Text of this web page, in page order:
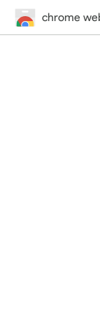
chrome